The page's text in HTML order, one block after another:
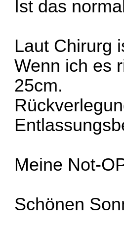
Ist das
Laut Chirurg
Wenn ich es
25cm.
Meine Not-
Schönen